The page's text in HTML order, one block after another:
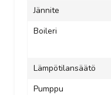
Jännite
Boileri
Lämpötilansäätö
Pumppu